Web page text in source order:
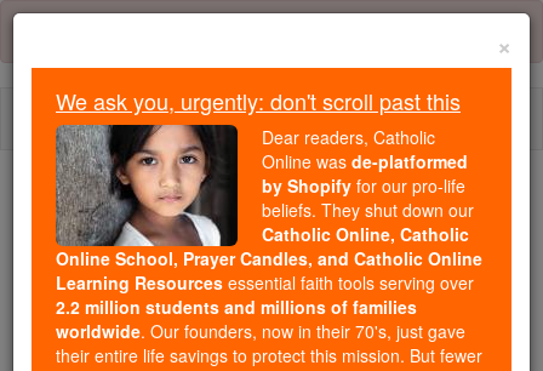
Skip
content
We ask you, urgently: don't scroll past this
Dear readers, Catholic Online
wasde-platformed by Shopify
for our pro-life beliefs. They
shut down ourCatholic
×
We ask you, urgently: don't scroll past this
Dear readers, Catholic
Online was de-platformed
by Shopify for our pro-life
beliefs. They shut down our
Catholic Online, Catholic
Online School, Prayer Candles, and Catholic Online
Learning Resources essential faith tools serving over
2.2 million students and millions of families
worldwide. Our founders, now in their 70's, just gave
their entire life savings to protect this mission. But fewer